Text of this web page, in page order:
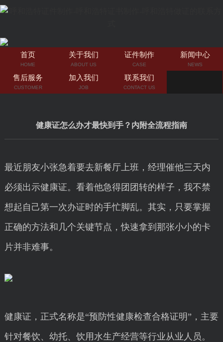
首页
HOME
关于我们
ABOUT US
证件制作
CASE
新闻中心
NEWS
售后服务
CUSTOMER
加入我们
JOB
联系我们
CONTACT US
健康证怎么办才最快到手？内附全流程指南
最近朋友小张急着要去新餐厅上班，经理催他三天内
必须出示健康证。看着他急得团团转的样子，我不禁
想起自己第一次办证时的手忙脚乱。其实，只要掌握
正确的方法和几个关键节点，快速拿到那张小小的卡
片并非难事。
健康证，正式名称是“预防性健康检查合格证明”，主要
针对餐饮、幼托、饮用水生产经营等行业从业人员。